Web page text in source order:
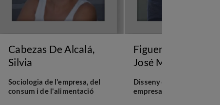
Cabezas De Alcalá,
Silvia
Sociologia de l'empresa, del
consum i de l'alimentació
Figueroa
José Manuel
Disseny organitzatiu i
empresarial